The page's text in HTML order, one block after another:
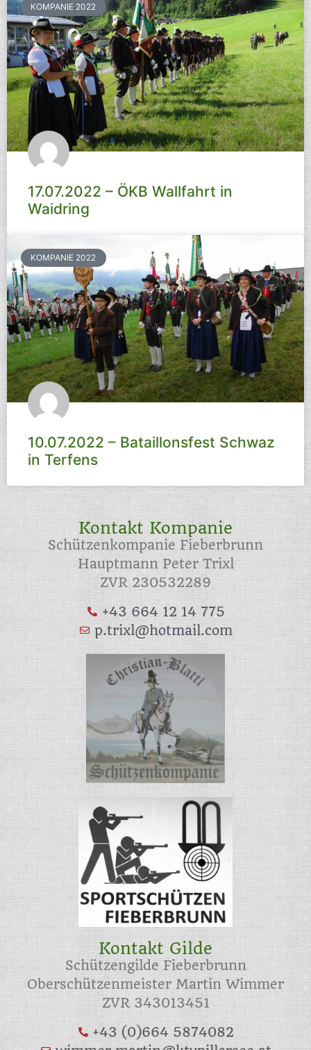
KOMPANIE 2022
17.07.2022 – ÖKB Wallfahrt in
Waidring
KOMPANIE 2022
10.07.2022 – Bataillonsfest Schwaz
in Terfens
Kontakt Kompanie
Schützenkompanie Fieberbrunn
Hauptmann Peter Trixl
ZVR 230532289
+43 664 12 14 775
p.trixl@hotmail.com
Kontakt Gilde
Schützengilde Fieberbrunn
Oberschützenmeister Martin Wimmer
ZVR 343013451
+43 (0)664 5874082